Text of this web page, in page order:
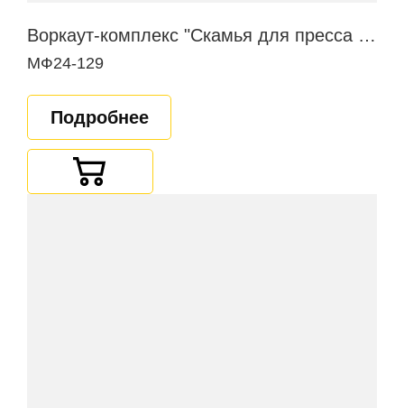
Воркаут-комплекс "Скамья для пресса в наклоне"
МФ24-129
Подробнее